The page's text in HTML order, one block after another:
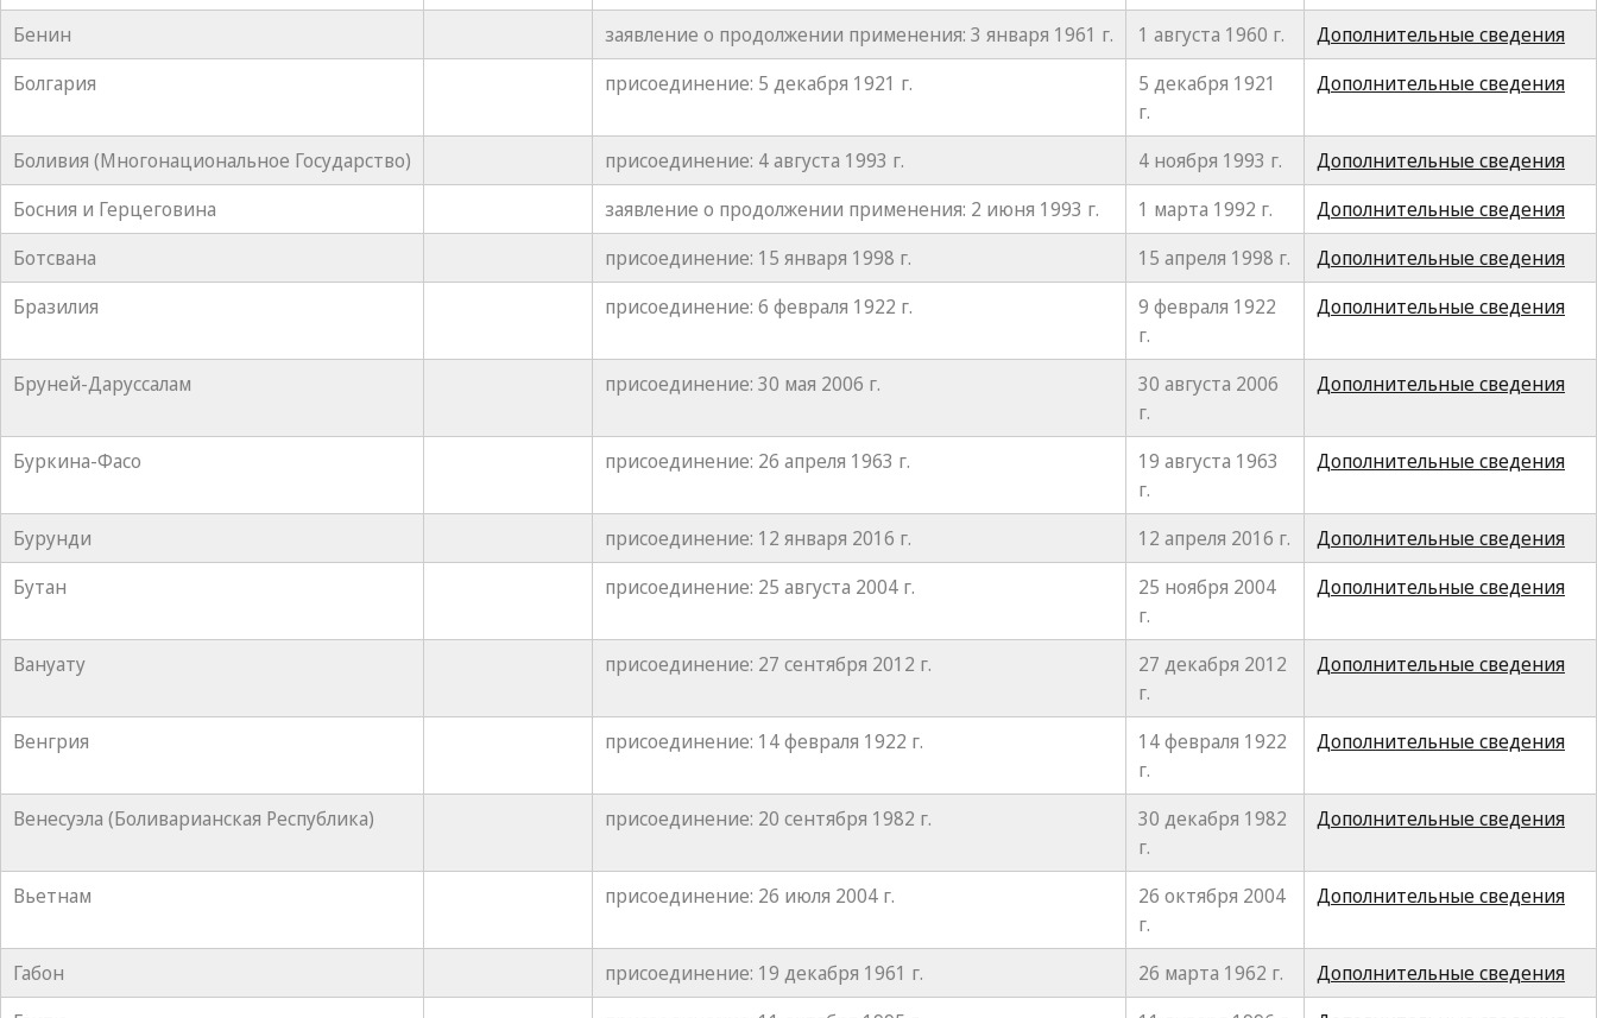
Бенин заявление о продолжении применения: 3 января 1961 г. 1 августа 1960 г.
Дополнительные сведения
Болгария
присоединение: 5 декабря 1921 г.
5 декабря 1921
г.
Дополнительные сведения
Боливия (Многонациональное Государство) присоединение: 4 августа 1993 г. 4 ноября 1993 г.
Дополнительные сведения
Босния и Герцеговина
заявление о продолжении применения: 2 июня 1993 г. 1 марта 1992 г.
Дополнительные сведения
Ботсвана
присоединение: 15 января 1998 г. 15 апреля 1998 г.
Дополнительные сведения
Бразилия
присоединение: 6 февраля 1922 г.
9 февраля 1922
г.
Дополнительные сведения
Бруней-Даруссалам присоединение: 30 мая 2006 г.
30 августа 2006
г.
Дополнительные сведения
Буркина-Фасо присоединение: 26 апреля 1963 г.
19 августа 1963
г.
Дополнительные сведения
Бурунди присоединение: 12 января 2016 г. 12 апреля 2016 г.
Дополнительные сведения
Бутан
присоединение: 25 августа 2004 г.
25 ноября 2004
г.
Дополнительные сведения
Вануату присоединение: 27 сентября 2012 г.
27 декабря 2012
г.
Дополнительные сведения
Венгрия присоединение: 14 февраля 1922 г.
14 февраля 1922
г.
Дополнительные сведения
Венесуэла (Боливарианская Республика) присоединение: 20 сентября 1982 г.
30 декабря 1982
г.
Дополнительные сведения
Вьетнам присоединение: 26 июля 2004 г.
26 октября 2004
г.
Дополнительные сведения
Габон присоединение: 19 декабря 1961 г. 26 марта 1962 г.
Дополнительные сведения